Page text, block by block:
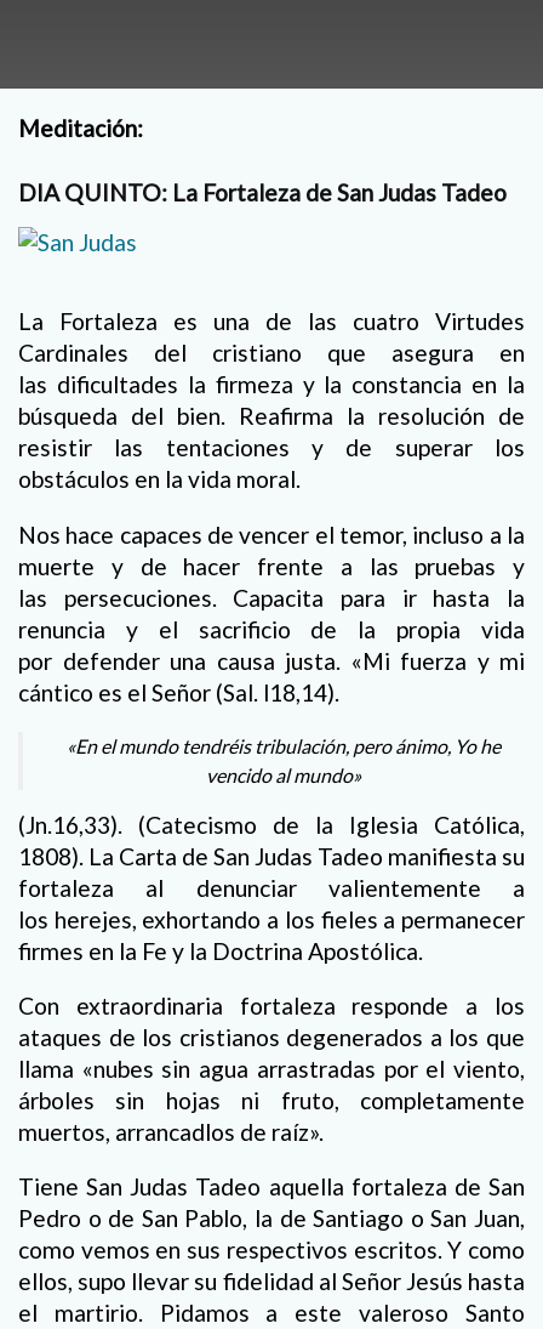
Meditación:
DIA QUINTO: La Fortaleza de San Judas Tadeo
La Fortaleza es una de las cuatro Virtudes
Cardinales del cristiano que asegura en
las dificultades la firmeza y la constancia en la
búsqueda del bien. Reafirma la resolución de
resistir las tentaciones y de superar los
obstáculos en la vida moral.
Nos hace capaces de vencer el temor, incluso a la
muerte y de hacer frente a las pruebas y
las persecuciones. Capacita para ir hasta la
renuncia y el sacrificio de la propia vida
por defender una causa justa. «Mi fuerza y mi
cántico es el Señor (Sal. l18,14).
«En el mundo tendréis tribulación, pero ánimo, Yo he
vencido al mundo»
(Jn.16,33). (Catecismo de la Iglesia Católica,
1808). La Carta de San Judas Tadeo manifiesta su
fortaleza al denunciar valientemente a
los herejes, exhortando a los fieles a permanecer
firmes en la Fe y la Doctrina Apostólica.
Con extraordinaria fortaleza responde a los
ataques de los cristianos degenerados a los que
llama «nubes sin agua arrastradas por el viento,
árboles sin hojas ni fruto, completamente
muertos, arrancadlos de raíz».
Tiene San Judas Tadeo aquella fortaleza de San
Pedro o de San Pablo, la de Santiago o San Juan,
como vemos en sus respectivos escritos. Y como
ellos, supo llevar su fidelidad al Señor Jesús hasta
el martirio. Pidamos a este valeroso Santo